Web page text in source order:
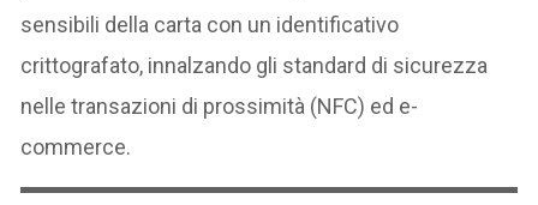
sensibili della carta con un identificativo
crittografato, innalzando gli standard di sicurezza
nelle transazioni di prossimità (NFC) ed e-
commerce.